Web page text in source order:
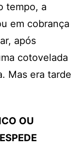
tempo, a
em cobrança
após
cotovelada
Mas era tarde
OU